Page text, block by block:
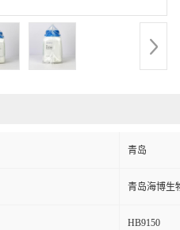
青岛
青岛海博生
HB9150